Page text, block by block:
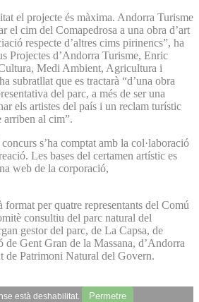
el projecte és màxima. Andorra Turisme
el cim del Comapedrosa a una obra d’art
respecte d’altres cims pirinencs”, ha
Projectes d’An­dorra Turisme, Enric
Medi Ambient, Agricultura i
subratllat que es tractarà “d’una obra
del parc, a més de ser una
els artistes del país i un reclam turístic
arriben al cim”.
s’ha comptat amb la col·laboració
Les bases del certamen artístic es
web de la corporació,
format per quatre representants del Comú
consultiu del parc natural del
gestor del parc, de La Capsa, de
de Gent Gran de la Massana, d’Andorra
de Patrimoni Natural del Govern.
està deshabilitat. Permetre